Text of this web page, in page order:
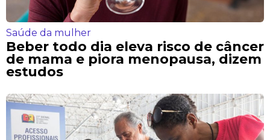
Saúde da mulher
Beber todo dia eleva risco de câncer
de mama e piora menopausa, dizem
estudos